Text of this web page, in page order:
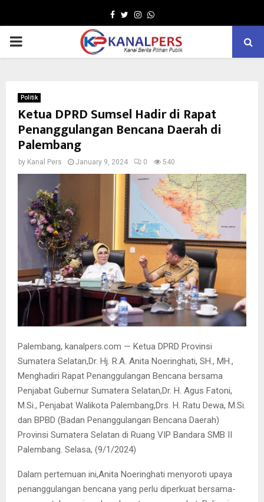
Facebook
TwitterInstagram
Whatsapp
PRIMARY
Politik
Ketua DPRD Sumsel Hadir di Rapat
Penanggulangan Bencana Daerah di
Palembang
by Kanal Pers January 9, 2024 0 540
Palembang, kanalpers.com — Ketua DPRD Provinsi
Sumatera Selatan,Dr. Hj. R.A. Anita Noeringhati, SH., MH.,
Menghadiri Rapat Penanggulangan Bencana bersama
Penjabat Gubernur Sumatera Selatan,Dr. H. Agus Fatoni,
M.Si., Penjabat Walikota Palembang,Drs. H. Ratu Dewa, M.Si.
dan BPBD (Badan Penanggulangan Bencana Daerah)
Provinsi Sumatera Selatan di Ruang VIP Bandara SMB II
Palembang. Selasa, (9/1/2024)
Dalam pertemuan ini,Anita Noeringhati menyoroti upaya
penanggulangan bencana yang perlu diperkuat bersama-